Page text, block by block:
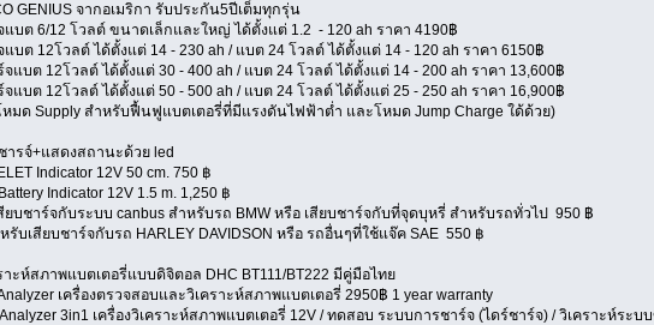
GENIUS จากอเมริกา รับประกัน5ปีเต็มทุกรุ่น
แบต 6/12 โวลต์ ขนาดเล็กและใหญ่ ได้ตั้งแต่ 1.2 - 120 ah ราคา 4190฿
บต 12โวลต์ ได้ตั้งแต่ 14 - 230 ah / แบต 24 โวลต์ ได้ตั้งแต่ 14 - 120 ah ราคา 6150฿
แบต 12โวลต์ ได้ตั้งแต่ 30 - 400 ah / แบต 24 โวลต์ ได้ตั้งแต่ 14 - 200 ah ราคา 13,600฿
แบต 12โวลต์ ได้ตั้งแต่ 50 - 500 ah / แบต 24 โวลต์ ได้ตั้งแต่ 25 - 250 ah ราคา 16,900฿
หมด Supply สำหรับฟื้นฟูแบตเตอรี่ที่มีแรงดันไฟฟ้าต่ำ และโหมด Jump Charge ใด้ด้วย)
ารจ์+แสดงสถานะด้วย led
Indicator 12V 50 cm. 750 ฿
Indicator 12V 1.5 m. 1,250 ฿
ยบชาร์จกับระบบ canbus สำหรับรถ BMW หรือ เสียบชาร์จกับที่จุดบุหรี่ สำหรับรถทั่วไป 950 ฿
รับเสียบชาร์จกับรถ HARLEY DAVIDSON หรือ รถอื่นๆที่ใช้แจ๊ค SAE 550 ฿
าะห์สภาพแบตเตอรี่แบบดิจิตอล DHC BT111/BT222 มีคู่มือไทย
เครื่องตรวจสอบและวิเคราะห์สภาพแบตเตอรี่ 2950฿ 1 year warranty
Analyzer 3in1 เครื่องวิเคราะห์สภาพแบตเตอรี่ 12V / ทดสอบ ระบบการชาร์จ (ไดร์ชาร์จ) / วิเคราะห์ร